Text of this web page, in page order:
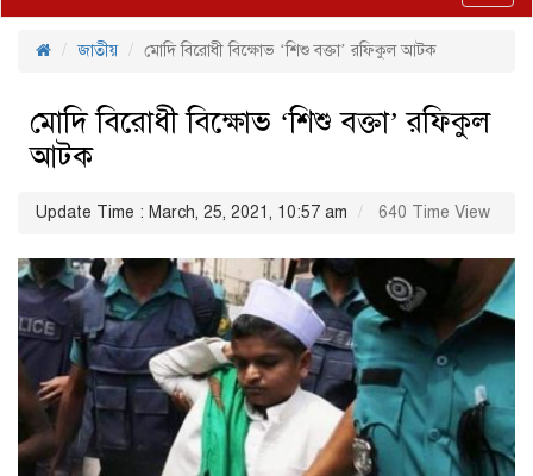
জাতীয়
মোদি বিরোধী বিক্ষোভ ‘শিশু বক্তা’ রফিকুল আটক
মোদি বিরোধী বিক্ষোভ ‘শিশু বক্তা’ রফিকুল
আটক
Update Time : March, 25, 2021, 10:57 am 640 Time View